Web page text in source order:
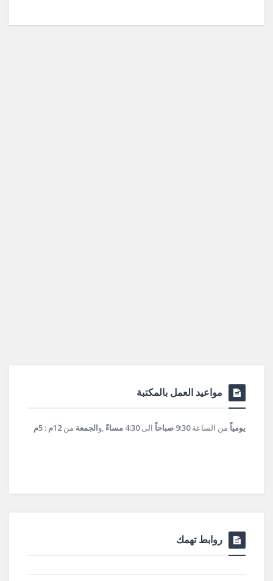
مواعيد العمل بالمكتبة
يومياً من الساعة9:30 صباحاً الى4:30 مساءً ,والجمعة من 12م : 5م
روابط تهمك